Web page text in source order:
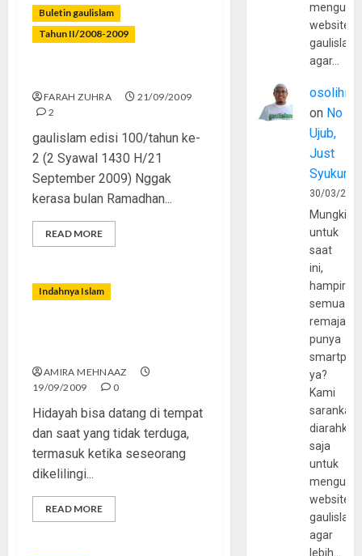
Buletin gaulislam
Tahun II/2008-2009
FARAH ZUHRA
21/09/2009
2
gaulislam edisi 100/tahun ke-
2 (2 Syawal 1430 H/21
September 2009) Nggak
kerasa bulan Ramadhan...
READ MORE
Indahnya Islam
AMIRA MEHNAAZ
19/09/2009
0
Hidayah bisa datang di tempat
dan saat yang tidak terduga,
termasuk ketika seseorang
dikelilingi...
READ MORE
website
agar…
osolihin
on No
Ujub,
Just
Syukur
30/03/
Mungkin
untuk
saat
ini,
hampir
semua
remaja
punya
ya?
Kami
sarankan,
diarahkan
saja
untuk
website
agar
lebih…